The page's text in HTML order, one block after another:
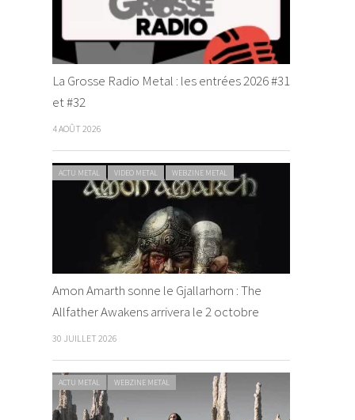
La Grosse Radio Metal : les entrées 2026 #31
et #32
4 AOÛT 2026
ACTU METAL VIDEO METAL WEBZINE METAL
Amon Amarth sonne le Gjallarhorn : The
Allfather Awakens arrivera le 2 octobre
30 JUILLET 2026
ACTU METAL WEBZINE METAL